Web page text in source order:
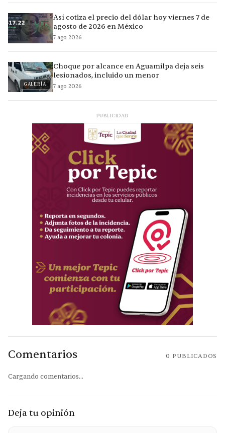
Así cotiza el precio del dólar hoy viernes 7 de
agosto de 2026 en México
7 ago 2026
GALERÍA
Choque por alcance en Aguamilpa deja seis
lesionados, incluido un menor
7 ago 2026
PUBLICIDAD
Comentarios 0 PUBLICADOS
Cargando comentarios...
Deja tu opinión